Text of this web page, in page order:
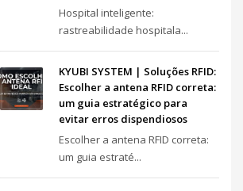
Hospital inteligente:
rastreabilidade hospitala...
KYUBI SYSTEM | Soluções RFID:
Escolher a antena RFID correta:
um guia estratégico para
evitar erros dispendiosos
Escolher a antena RFID correta:
um guia estraté...